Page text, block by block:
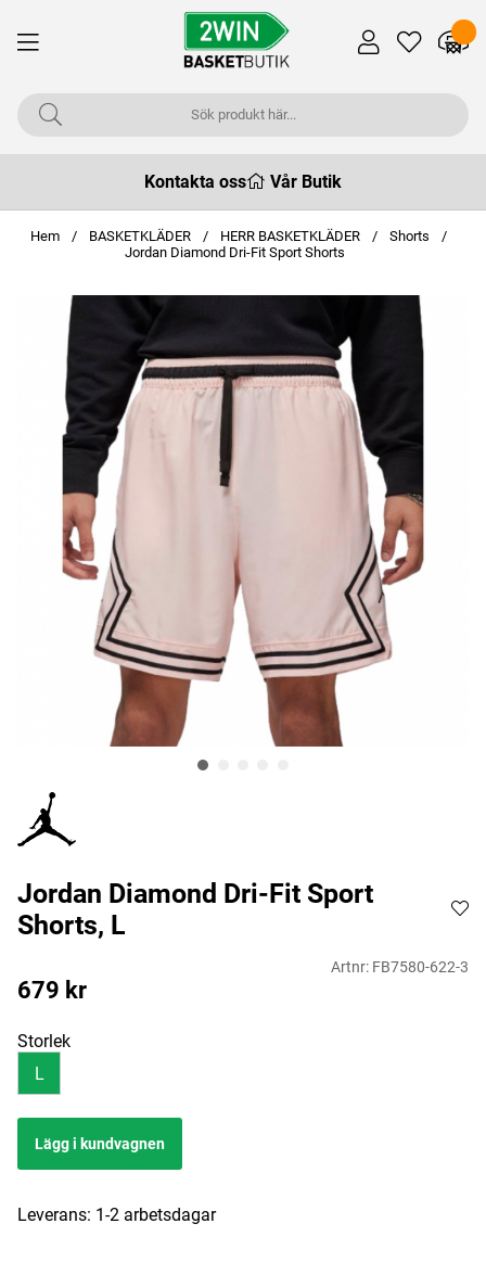
Kontakta oss Vår Butik
Hem BASKETKLÄDER HERR BASKETKLÄDER
Shorts
Jordan Diamond Dri-Fit Sport Shorts
Jordan Diamond Dri-Fit Sport
Shorts, L
Artnr: FB7580-622-3
679 kr
Storlek
L
Lägg i kundvagnen
Leverans: 1-2 arbetsdagar